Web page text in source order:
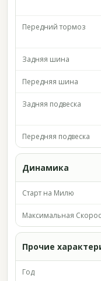
Передний тормоз
Задняя шина
Передняя шина
Задняя подвеска
Передняя подвеска
Динамика
Старт на Милю
Максимальная
Прочие
Год